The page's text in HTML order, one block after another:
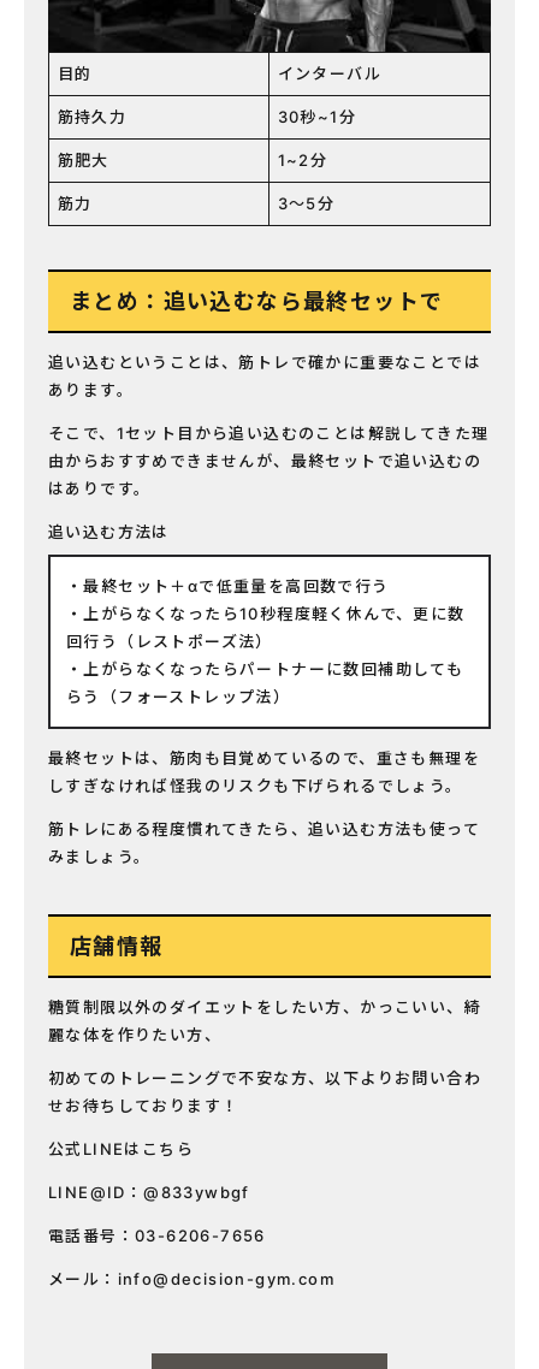
目的 インターバル
筋持久力 30秒~1分
筋肥大 1~2分
筋力 3〜5分
まとめ：追い込むなら最終セットで
追い込むということは、筋トレで確かに重要なことでは
あります。
そこで、1セット目から追い込むのことは解説してきた理
由からおすすめできませんが、最終セットで追い込むの
はありです。
追い込む方法は
最終セット＋αで低重量を高回数で行う
上がらなくなったら10秒程度軽く休んで、更に数
回行う（レストポーズ法）
上がらなくなったらパートナーに数回補助しても
らう（フォーストレップ法）
最終セットは、筋肉も目覚めているので、重さも無理を
しすぎなければ怪我のリスクも下げられるでしょう。
筋トレにある程度慣れてきたら、追い込む方法も使って
みましょう。
店舗情報
糖質制限以外のダイエットをしたい方、かっこいい、綺
麗な体を作りたい方、
初めてのトレーニングで不安な方、以下よりお問い合わ
せお待ちしております！
公式LINEはこちら
LINE@ID：@833ywbgf
電話番号：03-6206-7656
メール： info@decision-gym.com